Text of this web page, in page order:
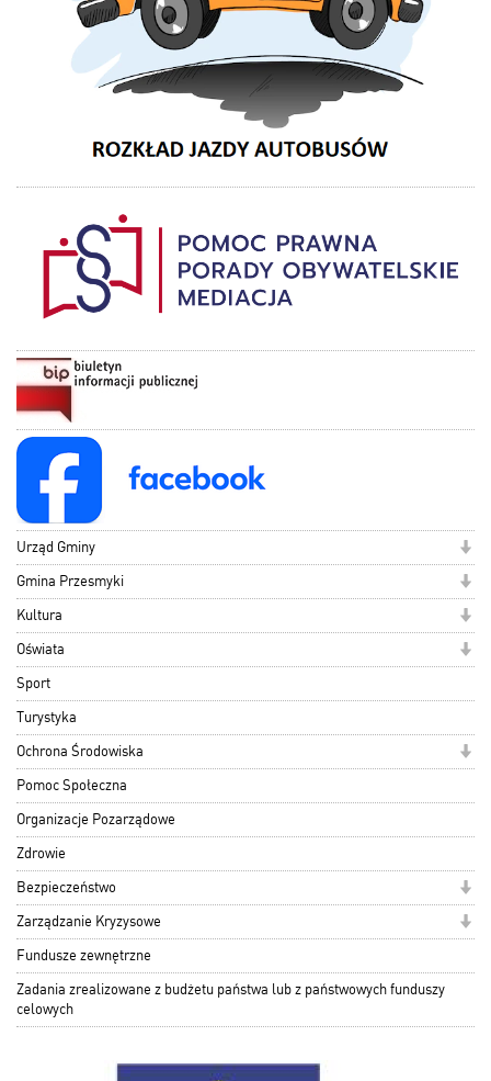
Urząd Gminy
Gmina Przesmyki
Kultura
Oświata
Sport
Turystyka
Ochrona Środowiska
Pomoc Społeczna
Organizacje Pozarządowe
Zdrowie
Bezpieczeństwo
Zarządzanie Kryzysowe
Fundusze zewnętrzne
Zadania zrealizowane z budżetu państwa lub z państwowych funduszy
celowych